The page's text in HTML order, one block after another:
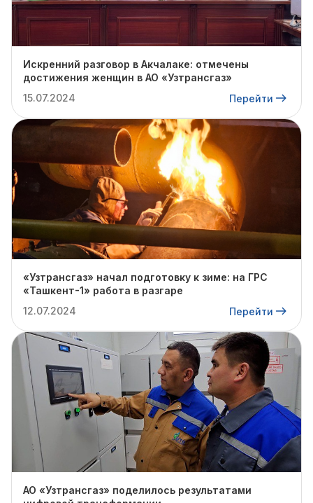
Искренний разговор в Акчалаке: отмечены
достижения женщин в АО «Узтрансгаз»
15.07.2024
Перейти
«Узтрансгаз» начал подготовку к зиме: на ГРС
«Ташкент-1» работа в разгаре
12.07.2024
Перейти
АО «Узтрансгаз» поделилось результатами